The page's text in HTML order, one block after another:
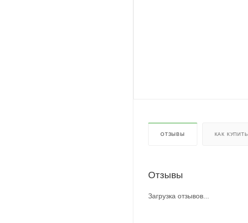
ОТЗЫВЫ КАК КУПИТЬ
Отзывы
Загрузка отзывов...